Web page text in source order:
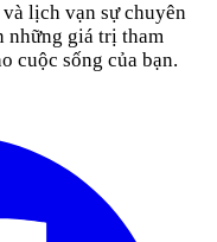
lịch vạn sự chuyên
những giá trị tham
cuộc sống của bạn.